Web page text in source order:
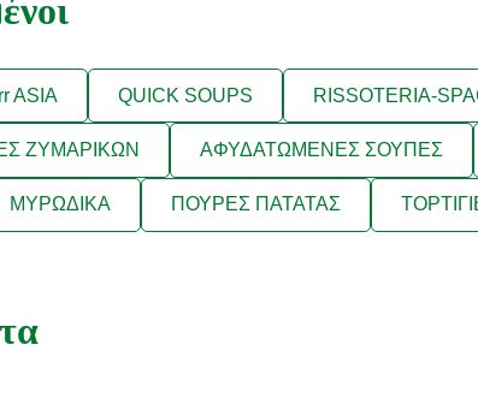
ASIA QUICK SOUPS RISSOTERIA-
ΖΥΜΑΡΙΚΩΝ ΑΦΥΔΑΤΩΜΕΝΕΣ ΣΟΥΠΕΣ
ΜΥΡΩΔΙΚΑ ΠΟΥΡΕΣ ΠΑΤΑΤΑΣ